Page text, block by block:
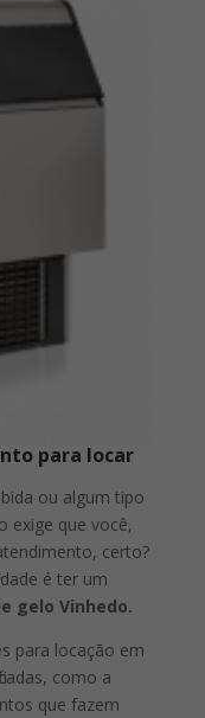
para locar
ou algum tipo
exige que você,
certo?
é ter um
gelo Vinhedo.
para locação em
como a
que fazem